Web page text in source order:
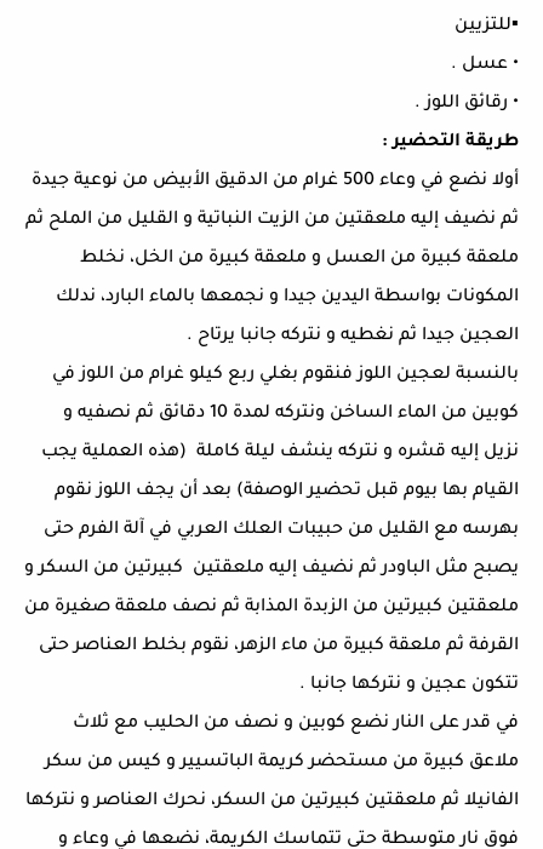
▪︎للتزيين
• عسل .
• رقائق اللوز .
طريقة التحضير :
أولا نضع في وعاء 500 غرام من الدقيق الأبيض من نوعية جيدة
ثم نضيف إليه ملعقتين من الزيت النباتية و القليل من الملح ثم
ملعقة كبيرة من العسل و ملعقة كبيرة من الخل، نخلط
المكونات بواسطة اليدين جيدا و نجمعها بالماء البارد، ندلك
العجين جيدا ثم نغطيه و نتركه جانبا يرتاح .
بالنسبة لعجين اللوز فنقوم بغلي ربع كيلو غرام من اللوز في
كوبين من الماء الساخن ونتركه لمدة 10 دقائق ثم نصفيه و
نزيل إليه قشره و نتركه ينشف ليلة كاملة (هذه العملية يجب
القيام بها بيوم قبل تحضير الوصفة) بعد أن يجف اللوز نقوم
بهرسه مع القليل من حبيبات العلك العربي في آلة الفرم حتى
يصبح مثل الباودر ثم نضيف إليه ملعقتين كبيرتين من السكر و
ملعقتين كبيرتين من الزبدة المذابة ثم نصف ملعقة صغيرة من
القرفة ثم ملعقة كبيرة من ماء الزهر، نقوم بخلط العناصر حتى
تتكون عجين و نتركها جانبا .
في قدر على النار نضع كوبين و نصف من الحليب مع ثلاث
ملاعق كبيرة من مستحضر كريمة الباتسيير و كيس من سكر
الفانيلا ثم ملعقتين كبيرتين من السكر، نحرك العناصر و نتركها
فوق نار متوسطة حتى تتماسك الكريمة، نضعها في وعاء و